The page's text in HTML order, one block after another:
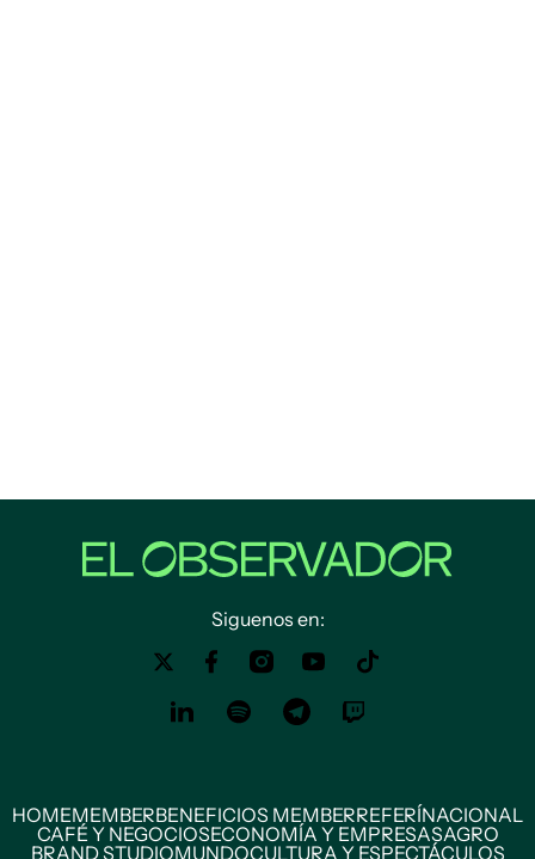
Siguenos en:
HOMEMEMBERBENEFICIOS MEMBERREFERÍNACIONAL
CAFÉ Y NEGOCIOSECONOMÍA Y EMPRESASAGRO
BRAND STUDIOMUNDOCULTURA Y ESPECTÁCULOS